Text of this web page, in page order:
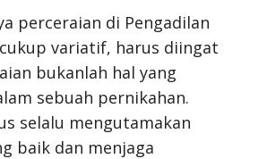
perceraian di Pengadilan
variatif, harus diingat
bukanlah hal yang
sebuah pernikahan.
selalu mengutamakan
baik dan menjaga